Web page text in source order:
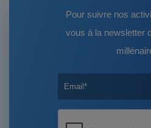
Pour suivre nos
vous à la newsletter